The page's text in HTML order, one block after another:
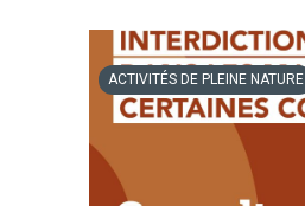
ACTIVITÉS DE PLEINE NATURE